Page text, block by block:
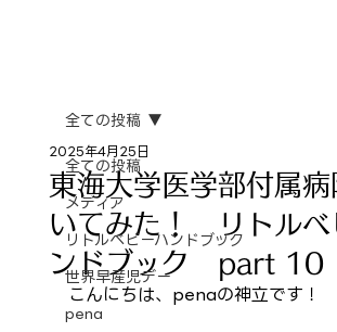
全ての投稿
メディア
リトルベビーハンドブック
世界早産児デー
pena
全ての投稿
東海大学医学部付属病
いてみた！ リトルベ
ンドブック part 10
2025年4月25日
こんにちは、penaの神立です！